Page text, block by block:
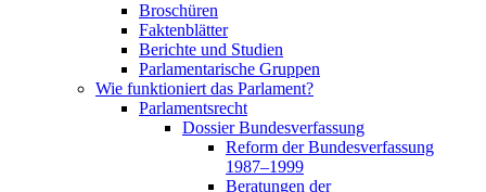
Broschüren
Faktenblätter
Berichte und Studien
Parlamentarische Gruppen
Wie funktioniert das Parlament?
Parlamentsrecht
Dossier Bundesverfassung
Reform der Bundesverfassung
1987–1999
Beratungen der